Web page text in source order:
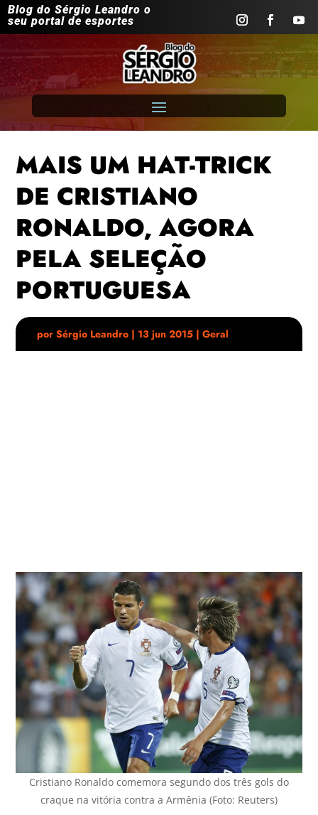
Blog do Sérgio Leandro o
seu portal de esportes
MAIS UM HAT-TRICK
DE CRISTIANO
RONALDO, AGORA
PELA SELEÇÃO
PORTUGUESA
porSérgio Leandro | 13 jun 2015 |Geral
Cristiano Ronaldo comemora segundo dos três gols do
craque na vitória contra a Armênia (Foto: Reuters)